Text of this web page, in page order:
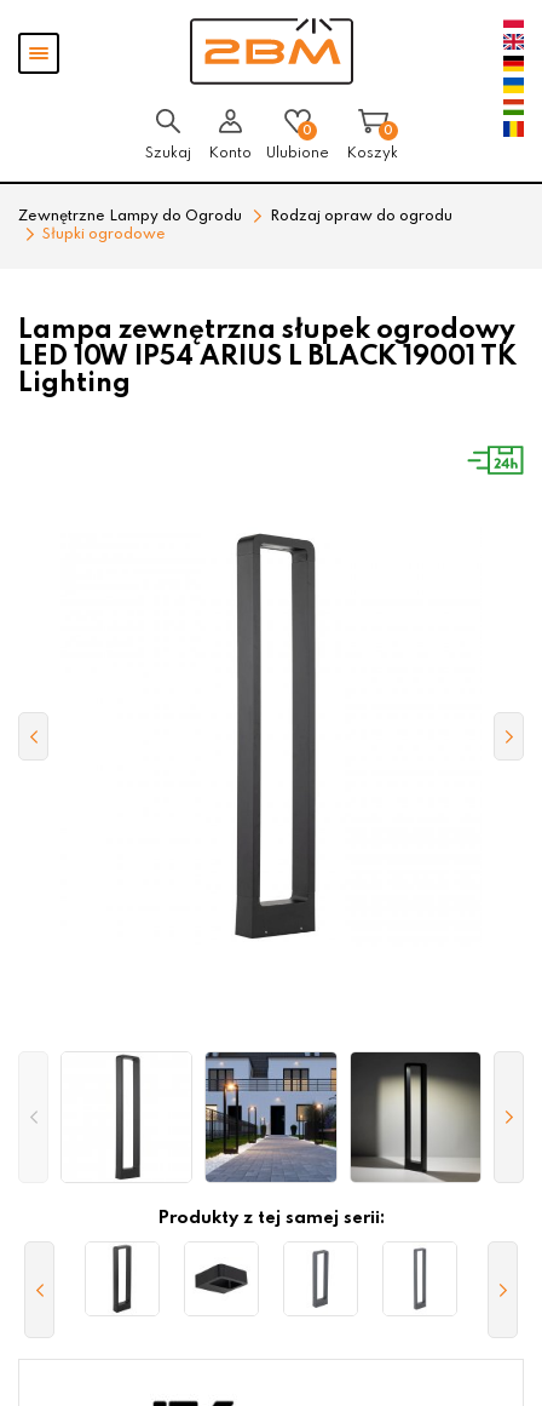
Pokaż
menu
Szukaj Konto
0
Ulubione
0
Koszyk
Zewnętrzne Lampy do Ogrodu
Rodzaj opraw do ogrodu
Słupki ogrodowe
Lampa zewnętrzna słupek ogrodowy
LED 10W IP54 ARIUS L BLACK 19001 TK
Lighting
Produkty z tej samej serii: